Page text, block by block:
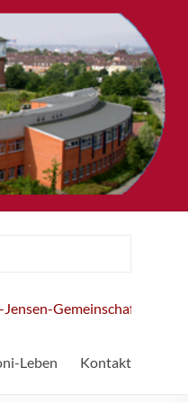
Gemeinschaftsschule!
Leben Kontakt